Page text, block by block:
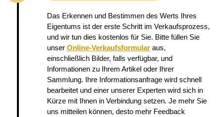
Das Erkennen und Bestimmen des Werts Ihres
Eigentums ist der erste Schritt im Verkaufsprozess,
und wir tun dies kostenlos für Sie. Bitte füllen Sie
unser Online-Verkaufsformular aus,
einschließlich Bilder, falls verfügbar, und
Informationen zu Ihrem Artikel oder Ihrer
Sammlung. Ihre Informationsanfrage wird schnell
bearbeitet und einer unserer Experten wird sich in
Kürze mit Ihnen in Verbindung setzen. Je mehr Sie
uns mitteilen können, desto mehr Feedback